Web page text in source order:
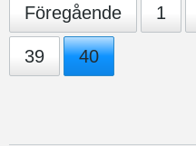
Föregående 1
39 40